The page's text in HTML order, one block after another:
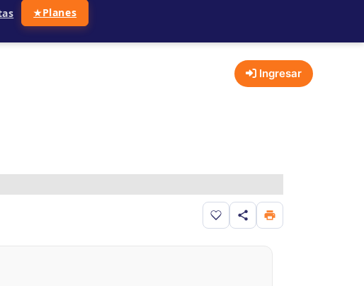
★Planes
Ingresar
Guardar en favoritos